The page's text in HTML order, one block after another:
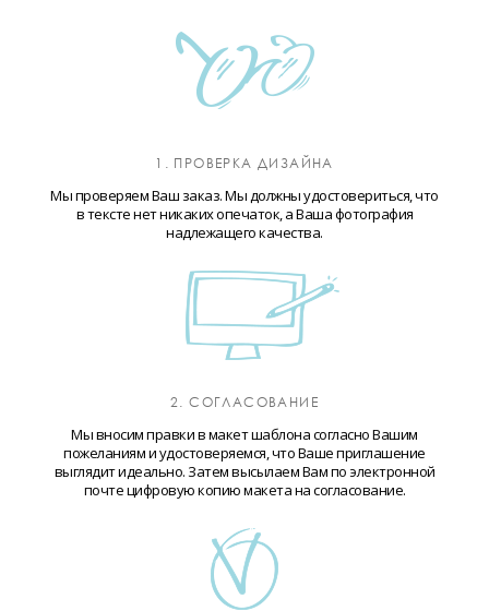
1. ПРОВЕРКА ДИЗАЙНА
Мы проверяем Ваш заказ. Мы должны удостовериться, что
в тексте нет никаких опечаток, а Ваша фотография
надлежащего качества.
2. СОГЛАСОВАНИЕ
Мы вносим правки в макет шаблона согласно Вашим
пожеланиям и удостоверяемся, что Ваше приглашение
выглядит идеально. Затем высылаем Вам по электронной
почте цифровую копию макета на согласование.